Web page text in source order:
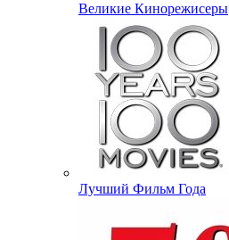
Великие Кинорежисеры
Лучший Фильм Года